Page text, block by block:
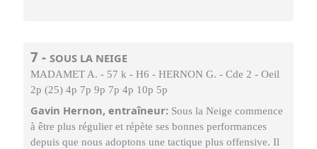
7 - SOUS LA NEIGE
MADAMET A. - 57 k - H6 - HERNON G. - Cde 2 - Oeil
2p (25) 4p 7p 9p 7p 4p 10p 5p
Gavin Hernon, entraîneur: Sous la Neige commence
à être plus régulier et répète ses bonnes performances
depuis que nous adoptons une tactique plus offensive. Il